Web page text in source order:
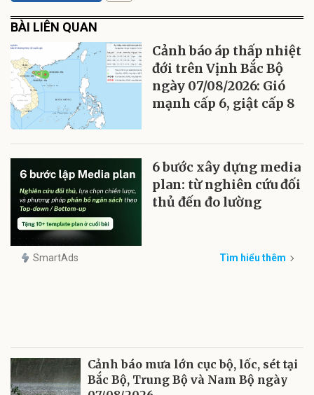
BÀI LIÊN QUAN
Cảnh báo áp thấp nhiệt
đới trên Vịnh Bắc Bộ
ngày 07/08/2026: Gió
mạnh cấp 6, giật cấp 8
6 bước xây dựng media
plan: từ nghiên cứu đối
thủ đến đo lường
SmartAds Tìm hiểu thêm
Cảnh báo mưa lớn cục bộ, lốc, sét tại
Bắc Bộ, Trung Bộ và Nam Bộ ngày